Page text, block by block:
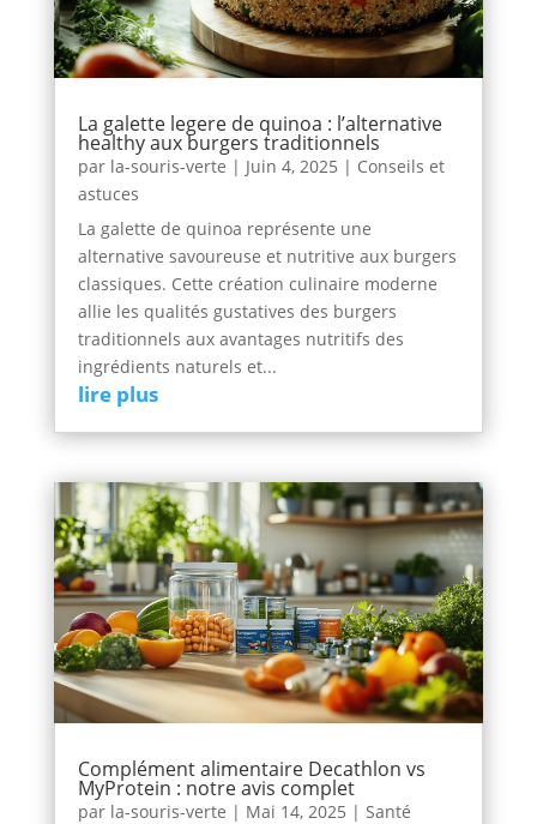
La galette legere de quinoa : l’alternative
healthy aux burgers traditionnels
par la-souris-verte | Juin 4, 2025 | Conseils et
astuces
La galette de quinoa représente une
alternative savoureuse et nutritive aux burgers
classiques. Cette création culinaire moderne
allie les qualités gustatives des burgers
traditionnels aux avantages nutritifs des
ingrédients naturels et...
lire plus
Complément alimentaire Decathlon vs
MyProtein : notre avis complet
par la-souris-verte | Mai 14, 2025 | Santé